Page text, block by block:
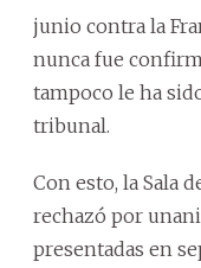
junio contra la
nunca fue
tampoco le ha
tribunal.
Con esto, la Sala
rechazó por
presentadas en